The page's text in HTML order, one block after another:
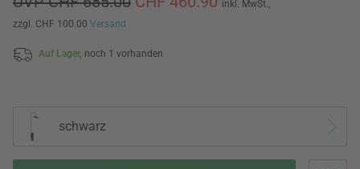
inkl. MwSt.,
zzgl. CHF 100.00 Versand
Auf Lager, noch 1 vorhanden
schwarz